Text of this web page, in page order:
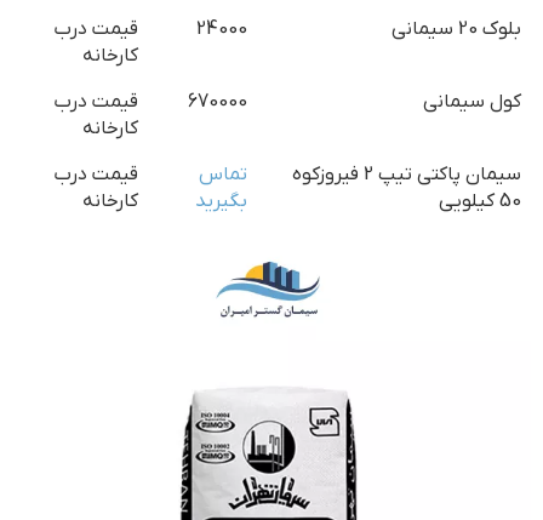
بلوک 20 سیمانی
24000
قیمت درب
کارخانه
کول سیمانی
670000
قیمت درب
کارخانه
سیمان پاکتی تیپ 2 فیروزکوه
50 کیلویی
تماس
بگیرید
قیمت درب
کارخانه